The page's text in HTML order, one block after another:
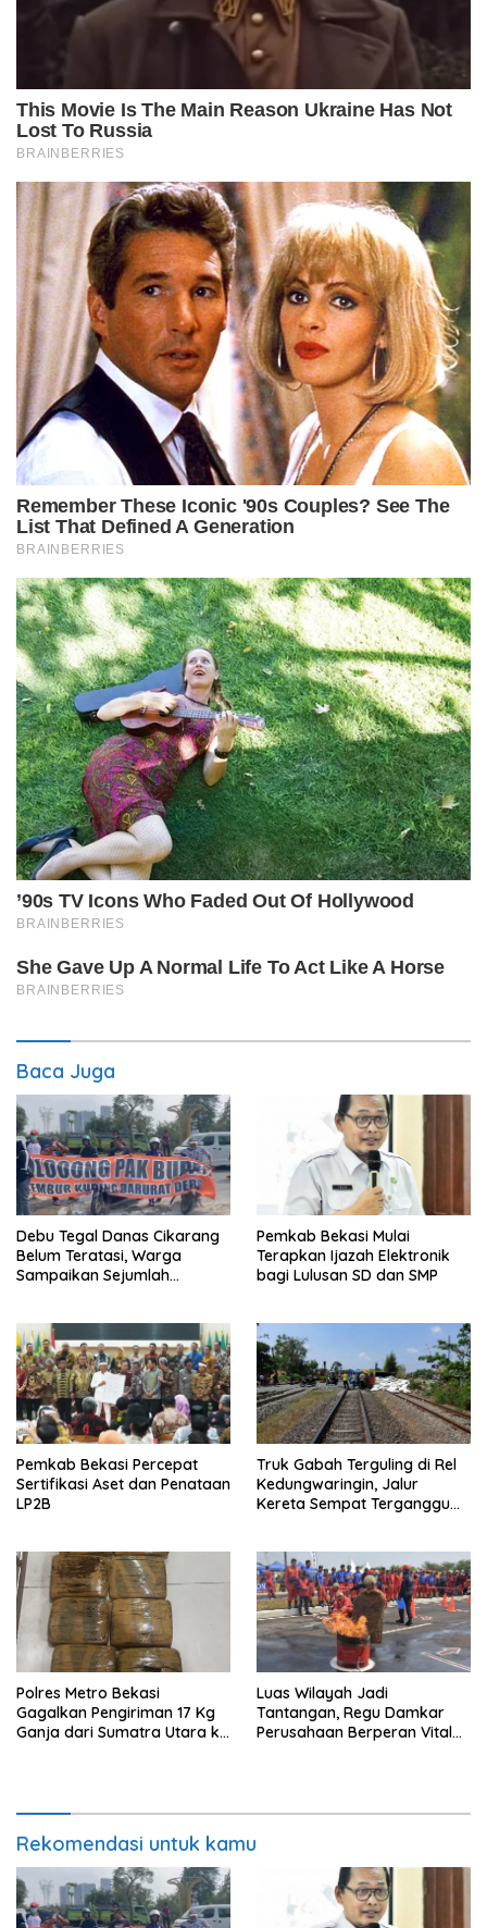
Baca Juga
Debu Tegal Danas Cikarang
Belum Teratasi, Warga
Sampaikan Sejumlah
Pemkab Bekasi Mulai
Terapkan Ijazah Elektronik
bagi Lulusan SD dan SMP
Pemkab Bekasi Percepat
Sertifikasi Aset dan Penataan
LP2B
Truk Gabah Terguling di Rel
Kedungwaringin, Jalur
Kereta Sempat Terganggu
Polres Metro Bekasi
Gagalkan Pengiriman 17 Kg
Ganja dari Sumatra Utara ke
Luas Wilayah Jadi
Tantangan, Regu Damkar
Perusahaan Berperan Vital
Rekomendasi untuk kamu